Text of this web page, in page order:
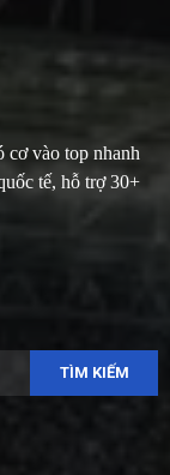
cơ vào top nhanh
tế, hỗ trợ 30+